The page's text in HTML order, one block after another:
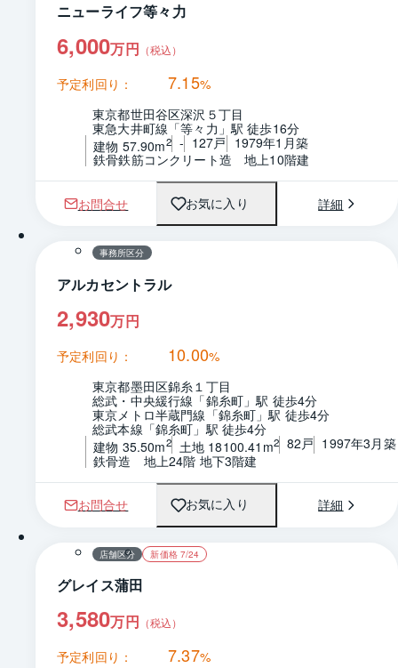
ニューライフ等々力
6,000万円 （税込）
予定利回り： 7.15%
東京都世田谷区深沢５丁目
東急大井町線「等々力」駅 徒歩16分
建物 57.90m2 - 127戸 1979年1月築
鉄骨鉄筋コンクリート造　地上10階建
お問合せ お気に入り 詳細
事務所区分
アルカセントラル
2,930万円
予定利回り： 10.00%
東京都墨田区錦糸１丁目
総武・中央緩行線「錦糸町」駅 徒歩4分
東京メトロ半蔵門線「錦糸町」駅 徒歩4分
総武本線「錦糸町」駅 徒歩4分
建物 35.50m2 土地 18100.41m2 82戸 1997年3月築
鉄骨造　地上24階 地下3階建
お問合せ お気に入り 詳細
1 / 0 間取り
店舗区分 新価格 7/24
グレイス蒲田
3,580万円 （税込）
予定利回り： 7.37%